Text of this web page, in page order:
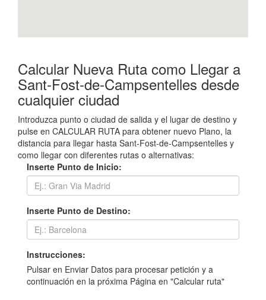
Calcular Nueva Ruta como Llegar a
Sant-Fost-de-Campsentelles desde
cualquier ciudad
Introduzca punto o ciudad de salida y el lugar de destino y
pulse en CALCULAR RUTA para obtener nuevo Plano, la
distancia para llegar hasta Sant-Fost-de-Campsentelles y
como llegar con diferentes rutas o alternativas:
Inserte Punto de Inicio:
Inserte Punto de Destino:
Instrucciones:
Pulsar en Enviar Datos para procesar petición y a
continuación en la próxima Página en "Calcular ruta"